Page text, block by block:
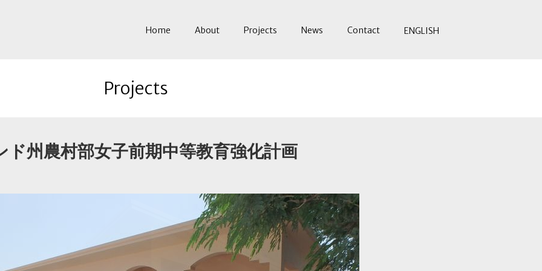
Home About Projects News Contact ENGLISH
Projects
ド州農村部女子前期中等教育強化計画